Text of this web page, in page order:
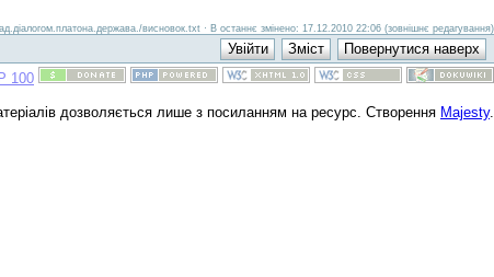
висновок.txt · В останнє змінено: 17.12.2010 22:06 (зовнішнє редагування)
дозволяється лише з посиланням на ресурс. Створення Majesty.